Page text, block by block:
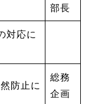
部長
対応に
防止に
総務
企画